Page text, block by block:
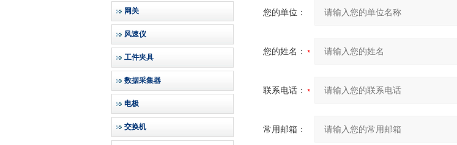
网关
风速仪
工件夹具
数据采集器
电极
交换机
您的单位：
您的姓名：
联系电话：
常用邮箱：